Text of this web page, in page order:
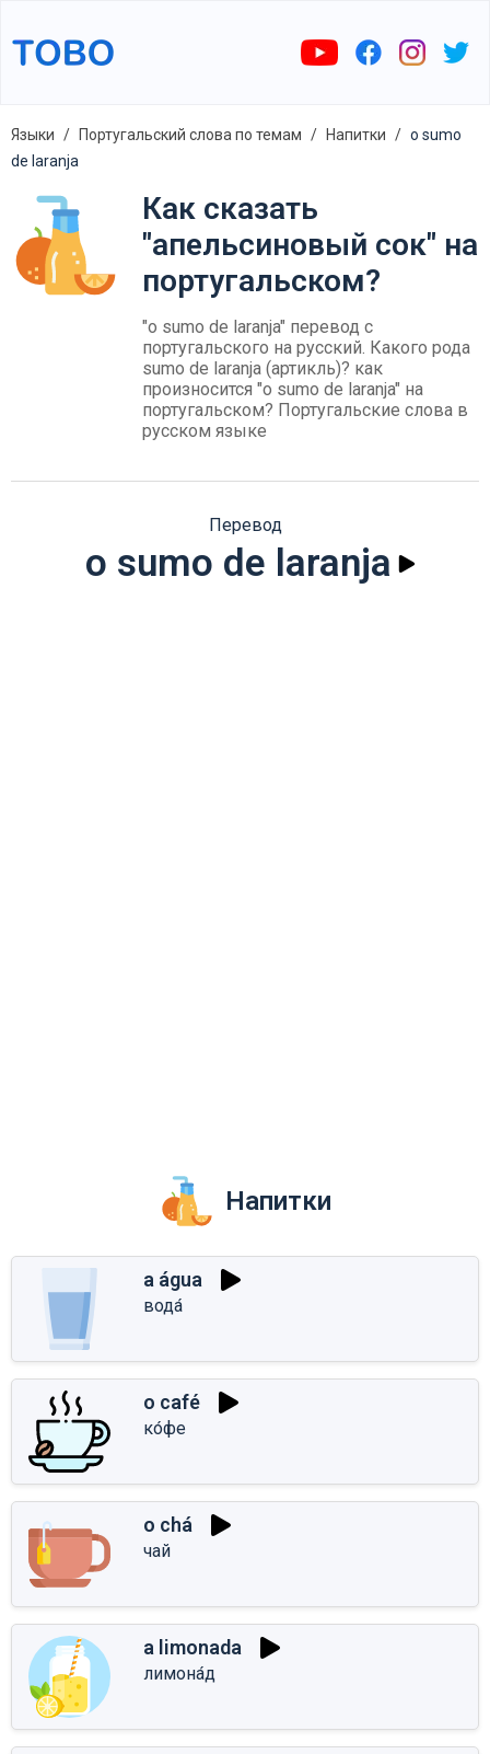
Языки Португальский слова по темам Напитки
o sumo
de laranja
Как сказать
"aпельсиновый сок" на
португальском?
"o sumo de laranja" перевод с
португальского на русский. Какого рода
sumo de laranja (артикль)? как
произносится "o sumo de laranja" на
португальском? Португальские слова в
русском языке
Перевод
o sumo de laranja
Напитки
a água
вода́
o café
ко́фе
o chá
чай
a limonada
лимона́д